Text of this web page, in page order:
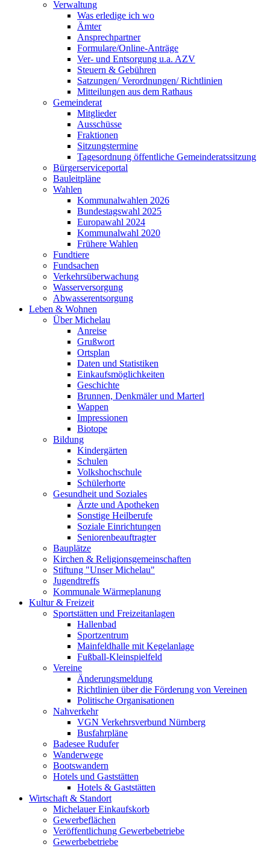
Verwaltung
Was erledige ich wo
Ämter
Ansprechpartner
Formulare/Online-Anträge
Ver- und Entsorgung u.a. AZV
Steuern & Gebühren
Satzungen/ Verordnungen/ Richtlinien
Mitteilungen aus dem Rathaus
Gemeinderat
Mitglieder
Ausschüsse
Fraktionen
Sitzungstermine
Tagesordnung öffentliche Gemeinderatssitzung
Bürgerserviceportal
Bauleitpläne
Wahlen
Kommunalwahlen 2026
Bundestagswahl 2025
Europawahl 2024
Kommunalwahl 2020
Frühere Wahlen
Fundtiere
Fundsachen
Verkehrsüberwachung
Wasserversorgung
Abwasserentsorgung
Leben & Wohnen
Über Michelau
Anreise
Grußwort
Ortsplan
Daten und Statistiken
Einkaufsmöglichkeiten
Geschichte
Brunnen, Denkmäler und Marterl
Wappen
Impressionen
Biotope
Bildung
Kindergärten
Schulen
Volkshochschule
Schülerhorte
Gesundheit und Soziales
Ärzte und Apotheken
Sonstige Heilberufe
Soziale Einrichtungen
Seniorenbeauftragter
Bauplätze
Kirchen & Religionsgemeinschaften
Stiftung "Unser Michelau"
Jugendtreffs
Kommunale Wärmeplanung
Kultur & Freizeit
Sportstätten und Freizeitanlagen
Hallenbad
Sportzentrum
Mainfeldhalle mit Kegelanlage
Fußball-Kleinspielfeld
Vereine
Änderungsmeldung
Richtlinien über die Förderung von Vereinen
Politische Organisationen
Nahverkehr
VGN Verkehrsverbund Nürnberg
Busfahrpläne
Badesee Rudufer
Wanderwege
Bootswandern
Hotels und Gaststätten
Hotels & Gaststätten
Wirtschaft & Standort
Michelauer Einkaufskorb
Gewerbeflächen
Veröffentlichung Gewerbebetriebe
Gewerbebetriebe